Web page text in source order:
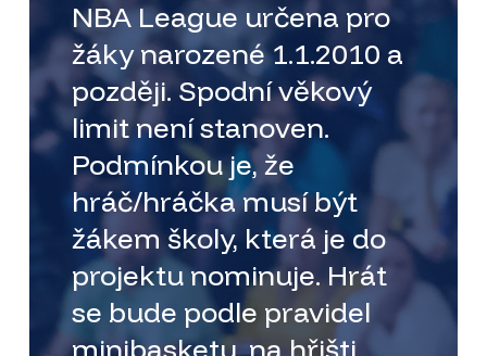
NBA League určena pro
žáky narozené 1.1.2010 a
později. Spodní věkový
limit není stanoven.
Podmínkou je, že
hráč/hráčka musí být
žákem školy, která je do
projektu nominuje. Hrát
se bude podle pravidel